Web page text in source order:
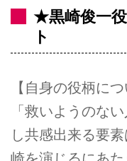
★黒崎俊一
ト
【自身の役柄につ
「救いようのな
し共感出来る要